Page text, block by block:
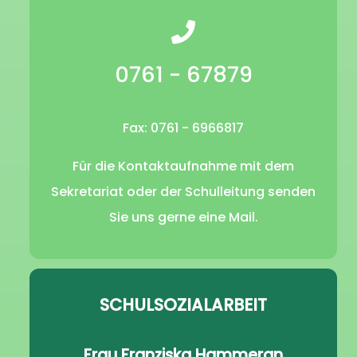
0761 - 67879
Fax: 0761 - 6966817
Für die Kontaktaufnahme mit dem
Sekretariat oder der Schulleitung senden
Sie uns gerne eine Mail.
SCHULSOZIALARBEIT